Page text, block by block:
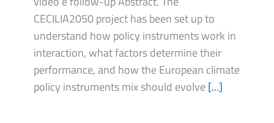
CECILIA2050 project has been set up to
understand how policy instruments work in
interaction, what factors determine their
performance, and how the European climate
policy instruments mix should evolve[...]